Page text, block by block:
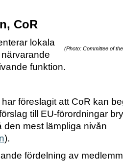
CoR
(Photo: Committee of
lokala
funktion.
har föreslagit att CoR kan
till EU-förordningar
den mest lämpliga nivån
).
fördelning av